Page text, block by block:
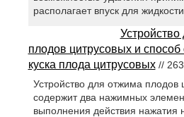
располагает впуск для
плодов цитрусовых и
куска плода цитрусовых//
Устройство для отжима плодов
содержит два нажимных
выполнения действия нажатия